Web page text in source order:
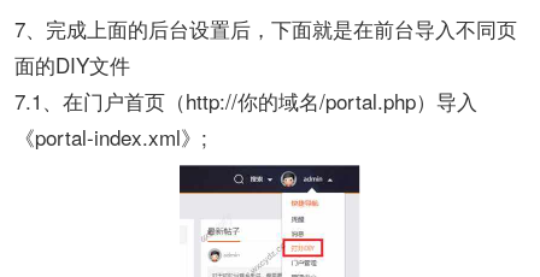
7、完成上面的后台设置后，下面就是在前台导入不同页
面的DIY文件
7.1、在门户首页（http://你的域名/portal.php）导入
《portal-index.xml》;